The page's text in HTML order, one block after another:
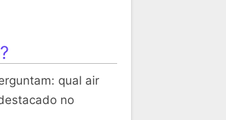
qual air
no